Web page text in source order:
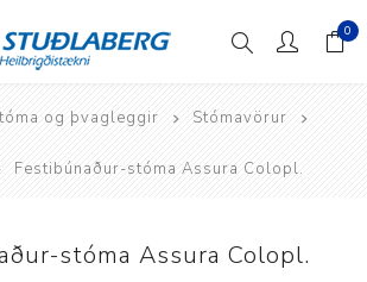
0
og þvagleggir Stómavörur
Festibúnaður-stóma Assura Colopl.
stóma Assura Colopl.